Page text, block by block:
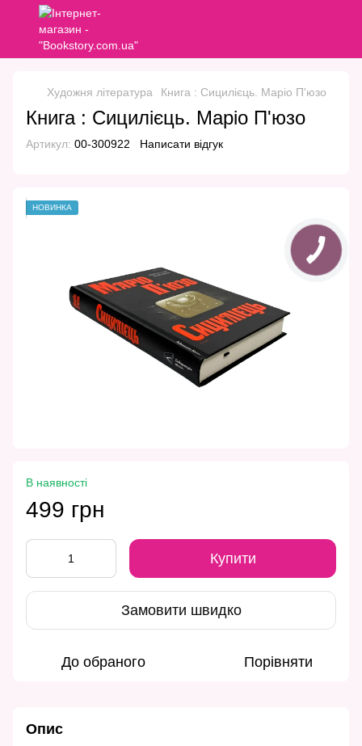
Художня література Книга : Сицилієць. Маріо П'юзо
Книга : Сицилієць. Маріо П'юзо
Артикул: 00-300922 Написати відгук
НОВИНКА
В наявності
499 грн
Купити
Замовити швидко
До обраного Порівняти
Опис